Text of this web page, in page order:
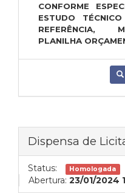
CONFORME
ESTUDO
REFERÊNCIA,
PLANILHA
Dispensa de
Status: Homologada
Abertura: 23/01/2024